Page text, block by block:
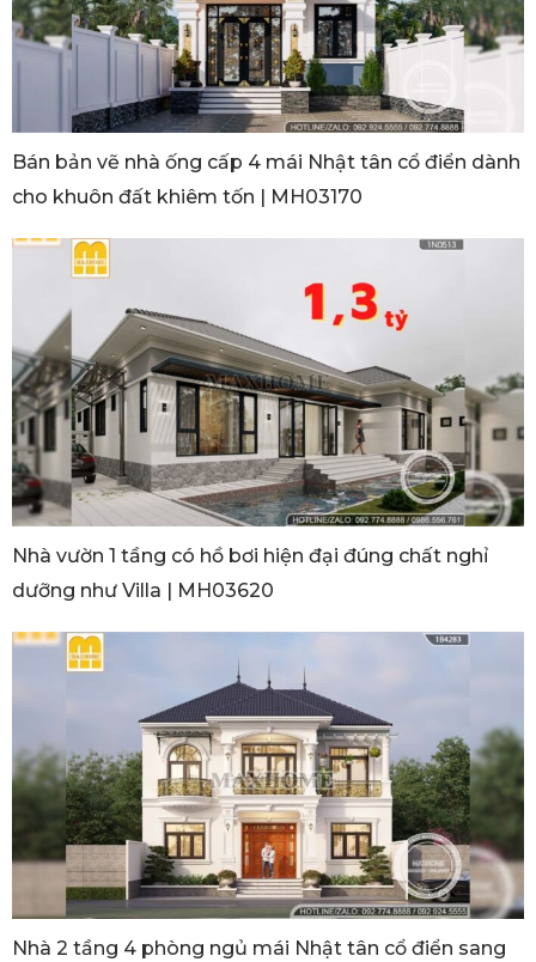
Bán bản vẽ nhà ống cấp 4 mái Nhật tân cổ điển dành
cho khuôn đất khiêm tốn | MH03170
Nhà vườn 1 tầng có hồ bơi hiện đại đúng chất nghỉ
dưỡng như Villa | MH03620
Nhà 2 tầng 4 phòng ngủ mái Nhật tân cổ điển sang